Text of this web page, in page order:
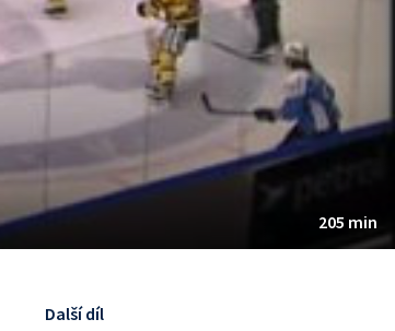
205 min
Další díl